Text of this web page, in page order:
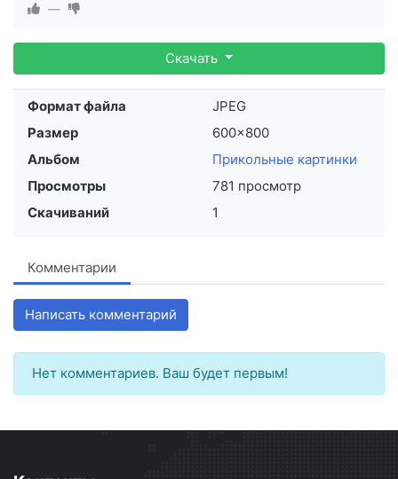
—
Скачать
Формат файла
JPEG
Размер
600×800
Альбом
Прикольные картинки
Просмотры
781 просмотр
Скачиваний
1
Комментарии
Написать комментарий
Нет комментариев. Ваш будет первым!